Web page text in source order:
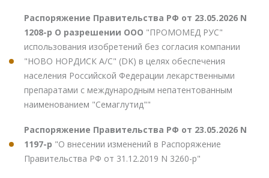
Распоряжение Правительства РФ от 23.05.2026 N
1208-р О разрешении ООО "ПРОМОМЕД РУС"
использования изобретений без согласия компании
"НОВО НОРДИСК А/С" (DK) в целях обеспечения
населения Российской Федерации лекарственными
препаратами с международным непатентованным
наименованием "Семаглутид""
Распоряжение Правительства РФ от 23.05.2026 N
1197-р "О внесении изменений в Распоряжение
Правительства РФ от 31.12.2019 N 3260-р"